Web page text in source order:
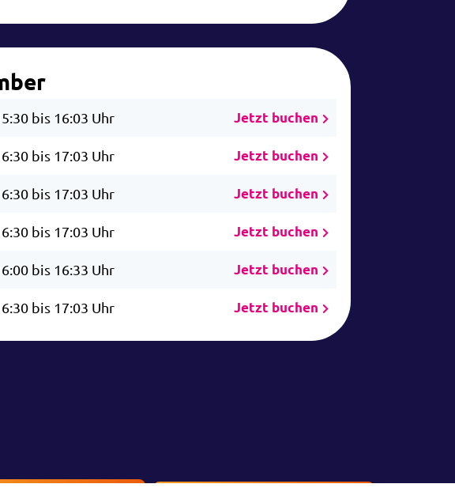
bis 16:03 Uhr Jetzt buchen
bis 17:03 Uhr Jetzt buchen
bis 17:03 Uhr Jetzt buchen
bis 17:03 Uhr Jetzt buchen
bis 16:33 Uhr Jetzt buchen
bis 17:03 Uhr Jetzt buchen